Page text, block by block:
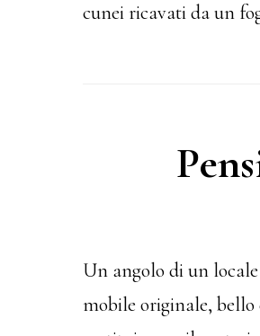
cunei ricavati da un
Un angolo di un
mobile originale, bello